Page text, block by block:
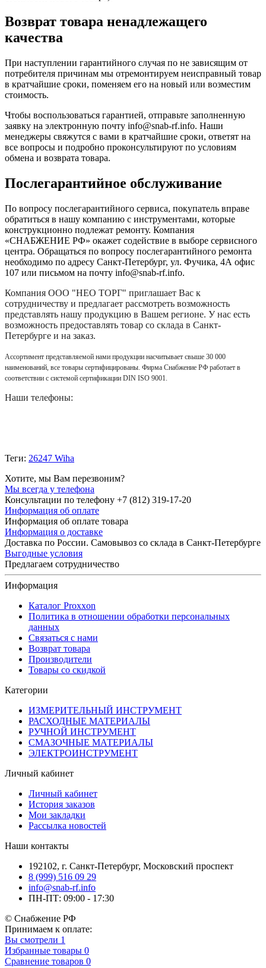
Возврат товара ненадлежащего
качества
При наступлении гарантийного случая по не зависящим от
потребителя причинам мы отремонтируем неисправный товар
в кратчайшие сроки, поменяем его на новый или возместим
стоимость.
Чтобы воспользоваться гарантией, отправьте заполненную
заявку на электронную почту info@snab-rf.info. Наши
менеджеры свяжутся с вами в кратчайшие сроки, ответят на
все вопросы и подробно проконсультируют по условиям
обмена и возврата товара.
Послегарантийное обслуживание
По вопросу послегарантийного сервиса, покупатель вправе
обратиться в нашу компанию с инструментами, которые
конструкционно подлежат ремонту. Компания
«СНАБЖЕНИЕ РФ» окажет содействие в выборе сервисного
центра. Обращаться по вопросу послегарантийного ремонта
необходимо по адресу Санкт-Петербург, ул. Фучика, 4А офис
107 или письмом на почту info@snab-rf.info.
Компания ООО "НЕО ТОРГ" приглашает Вас к
сотрудничеству и предлагает рассмотреть возможность
представлять нашу продукцию в Вашем регионе. У нас есть
возможность предоставлять товар со склада в Санкт-
Петербурге и на заказ.
Ассортимент представляемой нами продукции насчитывает свыше 30 000
наименований, все товары сертифицированы. Фирма Снабжение РФ работает в
соответствии с системой сертификации DIN ISO 9001.
Наши телефоны:
Теги: 26247 Wiha
Хотите, мы Вам перезвоним?
Мы всегда у телефона
Консультации по телефону +7 (812) 319-17-20
Информация об оплате
Информация об оплате товара
Информация о доставке
Доставка по России. Самовывоз со склада в Санкт-Петербурге
Выгодные условия
Предлагаем сотрудничество
Информация
Каталог Proxxon
Политика в отношении обработки персональных
данных
Связаться с нами
Возврат товара
Производители
Товары со скидкой
Категории
ИЗМЕРИТЕЛЬНЫЙ ИНСТРУМЕНТ
РАСХОДНЫЕ МАТЕРИАЛЫ
РУЧНОЙ ИНСТРУМЕНТ
СМАЗОЧНЫЕ МАТЕРИАЛЫ
ЭЛЕКТРОИНСТРУМЕНТ
Личный кабинет
Личный кабинет
История заказов
Мои закладки
Рассылка новостей
Наши контакты
192102, г. Санкт-Петербург, Московский проспект
8 (999) 516 09 29
info@snab-rf.info
ПН-ПТ: 09:00 - 17:30
© Снабжение РФ
Принимаем к оплате:
Вы смотрели 1
Избранные товары 0
Сравнение товаров 0